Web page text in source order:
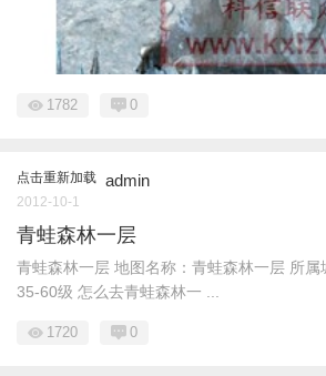
1782 0
点击重新加载 admin
2012-10-1
青蛙森林一层
青蛙森林一层 地图名称：青蛙森林一层 所属
35-60级 怎么去青蛙森林一 ...
1720 0